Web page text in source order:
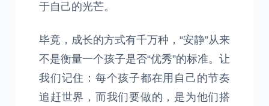
于自己的光芒。
毕竟，成长的方式有千万种，“安静”从来
不是衡量一个孩子是否“优秀”的标准。让
我们记住：每个孩子都在用自己的节奏
追赶世界，而我们要做的，是为他们搭